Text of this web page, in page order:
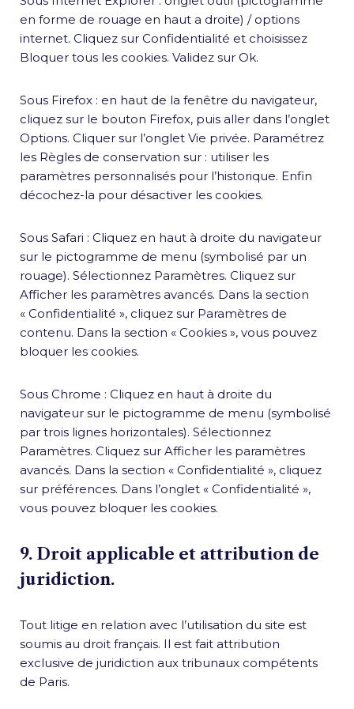
en forme de rouage en haut a droite) / options
internet. Cliquez sur Confidentialité et choisissez
Bloquer tous les cookies. Validez sur Ok.
Sous Firefox : en haut de la fenêtre du navigateur,
cliquez sur le bouton Firefox, puis aller dans l’onglet
Options. Cliquer sur l’onglet Vie privée. Paramétrez
les Règles de conservation sur : utiliser les
paramètres personnalisés pour l’historique. Enfin
décochez-la pour désactiver les cookies.
Sous Safari : Cliquez en haut à droite du navigateur
sur le pictogramme de menu (symbolisé par un
rouage). Sélectionnez Paramètres. Cliquez sur
Afficher les paramètres avancés. Dans la section
« Confidentialité », cliquez sur Paramètres de
contenu. Dans la section « Cookies », vous pouvez
bloquer les cookies.
Sous Chrome : Cliquez en haut à droite du
navigateur sur le pictogramme de menu (symbolisé
par trois lignes horizontales). Sélectionnez
Paramètres. Cliquez sur Afficher les paramètres
avancés. Dans la section « Confidentialité », cliquez
sur préférences. Dans l’onglet « Confidentialité »,
vous pouvez bloquer les cookies.
9. Droit applicable et attribution de
juridiction.
Tout litige en relation avec l’utilisation du site est
soumis au droit français. Il est fait attribution
exclusive de juridiction aux tribunaux compétents
de Paris.